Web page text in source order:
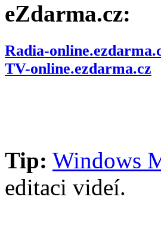
eZdarma.cz:
Radia-
TV-online.ezdarma.cz
Tip: Windows
editaci videí.